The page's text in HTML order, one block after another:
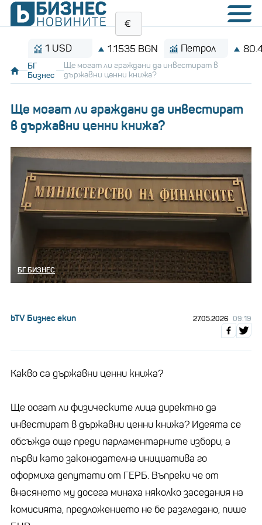
1 USD 1.1535 BGN Петрол 80.41 $/
БГ
Бизнес
Ще могат ли граждани да инвестират в
държавни ценни книжа?
Ще могат ли граждани да инвестират
в държавни ценни книжа?
БГ БИЗНЕС
bTV Бизнес екип 27.05.2026 09:19
Какво са държавни ценни книжа?
Ще оогат ли физическите лица директно да
инвестират в държавни ценни книжа? Идеята се
обсъжда още преди парламентарните избори, а
първи като законодателна инициатива го
оформиха депутати от ГЕРБ. Въпреки че от
внасянето му досега минаха няколко заседания на
комисията, предложението не бе разгледано, пише